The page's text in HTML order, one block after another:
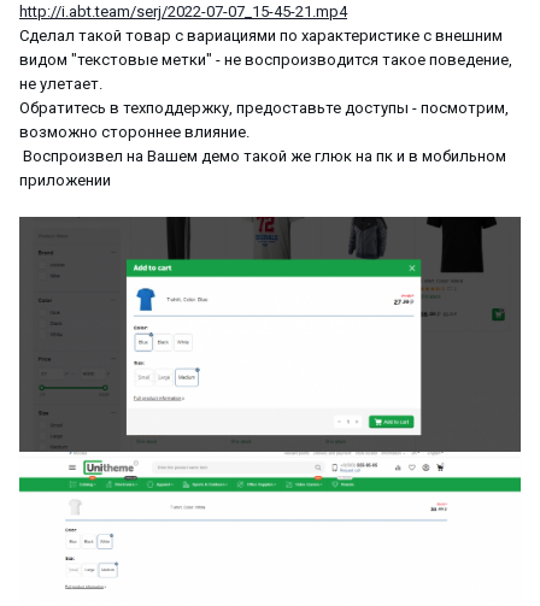
http://i.abt.team/serj/2022-07-07_15-45-21.mp4
Сделал такой товар с вариациями по характеристике с внешним
видом "текстовые метки" - не воспроизводится такое поведение,
не улетает.
Обратитесь в техподдержку, предоставьте доступы - посмотрим,
возможно стороннее влияние.
Воспроизвел на Вашем демо такой же глюк на пк и в мобильном
приложении